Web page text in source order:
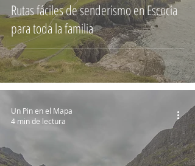
Rutas fáciles de senderismo en Escocia
para toda la familia
Un Pin en el Mapa
4 min de lectura